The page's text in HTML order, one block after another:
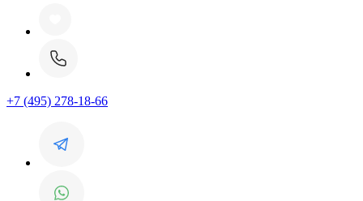
+7 (495) 278-18-66